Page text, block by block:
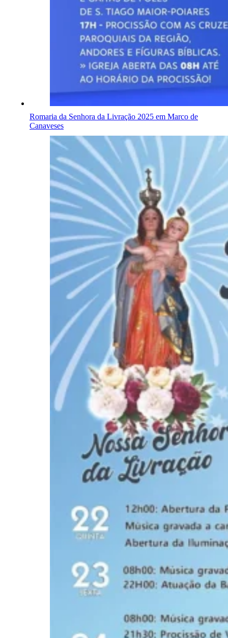
Romaria da Senhora da Livração 2025 em Marco de
Canaveses